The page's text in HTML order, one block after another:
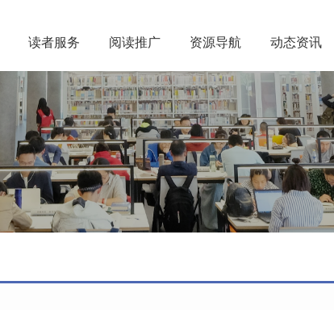
读者服务 阅读推广 资源导航 动态资讯